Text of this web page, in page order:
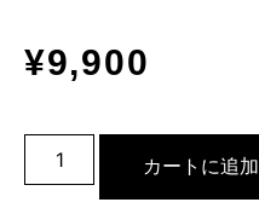
¥9,900
カートに追加